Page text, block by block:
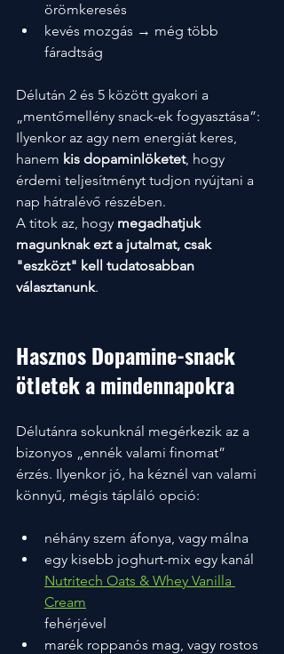
örömkeresés
kevés mozgás → még több
fáradtság
Délután 2 és 5 között gyakori a
„mentőmellény snack-ek fogyasztása”:
Ilyenkor az agy nem energiát keres,
hanem kis dopaminlöketet, hogy
érdemi teljesítményt tudjon nyújtani a
nap hátralévő részében.
A titok az, hogy megadhatjuk
magunknak ezt a jutalmat, csak
"eszközt" kell tudatosabban
választanunk.
Hasznos Dopamine-snack
ötletek a mindennapokra
Délutánra sokunknál megérkezik az a
bizonyos „ennék valami finomat”
érzés. Ilyenkor jó, ha kéznél van valami
könnyű, mégis tápláló opció:
néhány szem áfonya, vagy málna
egy kisebb joghurt-mix egy kanál
Nutritech Oats & Whey Vanilla
Cream
fehérjével
marék roppanós mag, vagy rostos